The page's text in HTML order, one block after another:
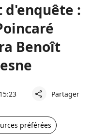
d'enquête :
Benoît
share Partager
préférées